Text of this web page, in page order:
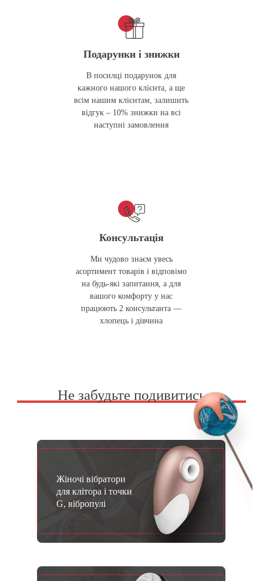
Подарунки і знижки
В посилці подарунок для
кажного нашого клієнта, а ще
всім нашим клієнтам, залишить
відгук – 10% знижки на всі
наступні замовлення
Консультація
Ми чудово знаєм увесь
асортимент товарів і відповімо
на будь-які запитання, а для
вашого комфорту у нас
працюють 2 консультанта —
хлопець і дівчина
Не забудьте подивитись
Жіночі вібратори
для клітора і точки
G, вібропулі